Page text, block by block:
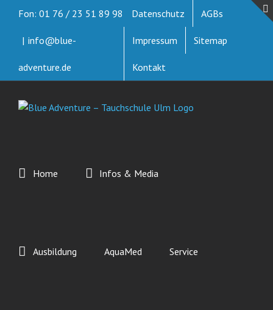
springen
Fon: 01 76 / 23 51 89 98
| info@blue-
adventure.de
Datenschutz AGBs
Impressum Sitemap
Kontakt
Home Infos & Media
Ausbildung AquaMed Service